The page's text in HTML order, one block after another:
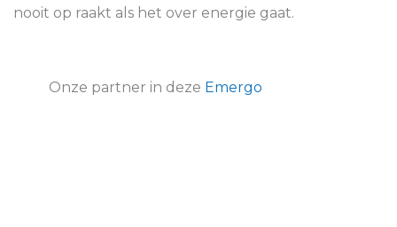
nooit op raakt als het over energie gaat.
Onze partner in deze Emergo